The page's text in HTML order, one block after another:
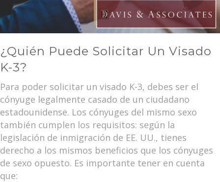
¿Quién Puede Solicitar Un Visado
K-3?
Para poder solicitar un visado K-3, debes ser el
cónyuge legalmente casado de un ciudadano
estadounidense. Los cónyuges del mismo sexo
también cumplen los requisitos: según la
legislación de inmigración de EE. UU., tienes
derecho a los mismos beneficios que los cónyuges
de sexo opuesto. Es importante tener en cuenta
que: